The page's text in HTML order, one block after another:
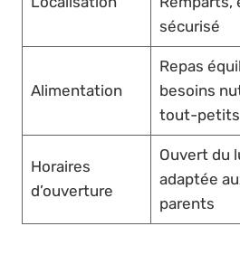
sécurisé
Alimentation
Repas
besoins
tout-petits
Horaires
d’ouverture
Ouvert du
adaptée
parents